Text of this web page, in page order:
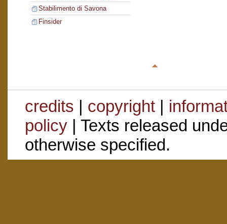
Stabilimento di Savona
Finsider
credits | copyright|
policy| Texts released
otherwise specified.